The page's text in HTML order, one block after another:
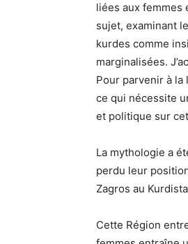
liées aux femmes
sujet, examinant
kurdes comme
marginalisées.
Pour parvenir à
ce qui nécessite
et politique sur
La mythologie a
perdu leur
Zagros au
Cette Région